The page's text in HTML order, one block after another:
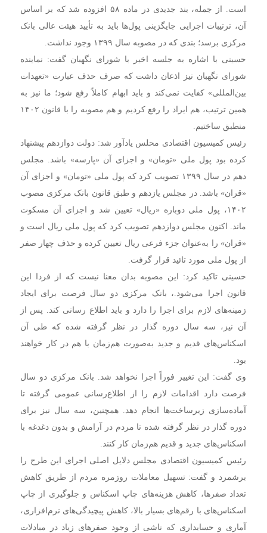
است. از جمله، بند جدیدی در ماده ۵۸ افزوده شد که بر اساس
آن، ترتیبات اجرایی جایگزینی پول‌ها باید به تأیید هیئت عالی بانک
مرکزی برسد؛ بندی که در مصوبه سال ۱۳۹۹ وجود نداشت.
حسینی با اشاره به جلسه اخیر با شورای نگهبان گفت: نماینده
شورای نگهبان نیز اذعان داشت که صرف حذف عبارت «تعهدات
بین‌المللی» کفایت نمی‌کند و باید ابهام کاملاً رفع شود؛ ما نیز به
همین ترتیب، هم ایراد را رفع کردیم و هم مصوبه را با قانون ۱۴۰۲
منطبق ساختیم.
رئیس کمیسیون اقتصادی محلس یادآور شد: دولت دوازدهم پیشنهاد
کرده بود پول ملی «تومان» و اجزای آن «پارسه» باشد. مجلس
دهم در سال ۱۳۹۹ تصویب کرد که پول ملی «تومان» و اجزای آن
«قران» باشد. در مجلس یازدهم و طبق قانون بانک مرکزی مصوب
۱۴۰۲، پول ملی دوباره «ریال» تعیین شد و اجزای آن مسکوت
ماند. اکنون مجلس دوازدهم تصویب کرد که پول ملی ریال است و
«قران» را به‌عنوان جزء فرعی ریال تعیین کرده و حذف چهار صفر
از پول ملی مورد تائید قرار گرفت.
حسینی تاکید کرد: این مصوبه بدان معنا نیست که از فردا این
قانون اجرا می‌شود.، بانک مرکزی دو سال فرصت برای ایجاد
زمینه‌های لازم برای اجرا را دارد و باید اطلاع رسانی کند. پس از
آن نیز، سه سال دوره گذار در نظر گرفته شده که طی آن
اسکناس‌های قدیم و جدید به‌صورت هم‌زمان با هم در کار خواهند
بود.
وی گفت: این تغییر فوراً اجرا نخواهد شد. بانک مرکزی دو سال
فرصت دارد اقدامات لازم را از اطلاع‌رسانی عمومی گرفته تا
آماده‌سازی زیرساخت‌ها انجام دهد. همچنین، سه سال نیز برای
دوره گذار در نظر گرفته شده تا مردم در آرامش و بدون دغدغه با
اسکناس‌های جدید و قدیم هم‌زمان کار کنند.
رئیس کمیسیون اقتصادی مجلس دلایل اصلی اجرای این طرح را
برشمرد و گفت: تسهیل معاملات روزمره مردم از طریق کاهش
تعداد صفرها، کاهش هزینه‌های چاپ اسکناس و جلوگیری از چاپ
اسکناس‌های با رقم‌های بسیار بالا، کاهش پیچیدگی‌های نرم‌افزاری،
آماری و حسابداری که ناشی از وجود صفرهای زیاد در مبادلات